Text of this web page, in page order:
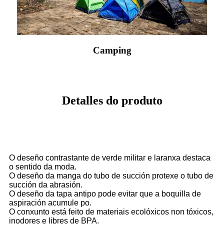
Camping
Detalles do produto
O deseño contrastante de verde militar e laranxa destaca
o sentido da moda.
O deseño da manga do tubo de succión protexe o tubo de
succión da abrasión.
O deseño da tapa antipo pode evitar que a boquilla de
aspiración acumule po.
O conxunto está feito de materiais ecolóxicos non tóxicos,
inodores e libres de BPA.